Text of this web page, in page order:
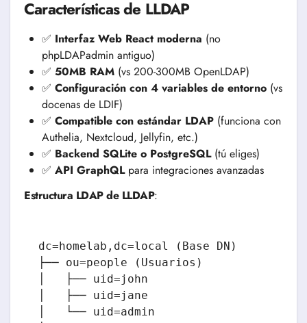
Características de LLDAP
✅ Interfaz Web React moderna (no
phpLDAPadmin antiguo)
✅ 50MB RAM(vs 200-300MB OpenLDAP)
✅ Configuración con 4 variables de entorno(vs
docenas de LDIF)
✅ Compatible con estándar LDAP(funciona con
Authelia, Nextcloud, Jellyfin, etc.)
✅ Backend SQLite o PostgreSQL(tú eliges)
✅ API GraphQLpara integraciones avanzadas
Estructura LDAP de LLDAP:
dc=homelab,dc=local (Base DN)
├── ou=people (Usuarios)
│   ├── uid=john
│   ├── uid=jane
│   └── uid=admin